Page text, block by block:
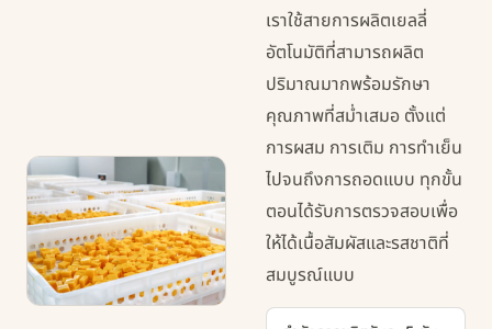
เราใช้สายการผลิตเยลลี่
อัตโนมัติที่สามารถผลิต
ปริมาณมากพร้อมรักษา
คุณภาพที่สม่ำเสมอ ตั้งแต่
การผสม การเติม การทำเย็น
ไปจนถึงการถอดแบบ ทุกขั้น
ตอนได้รับการตรวจสอบเพื่อ
ให้ได้เนื้อสัมผัสและรสชาติที่
สมบูรณ์แบบ